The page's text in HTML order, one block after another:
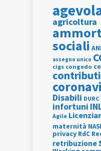
agricoltura
sociali
assegno unico
cigs congedo
contributi
Disabili DURC
infortuni
Agile
maternità
privacy RdC
retribuzione